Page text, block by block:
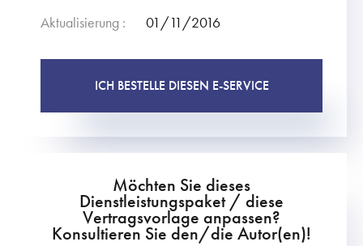
Aktualisierung :
01/11/2016
ICH BESTELLE DIESEN E-SERVICE
Möchten Sie dieses
Dienstleistungspaket / diese
Vertragsvorlage anpassen?
Konsultieren Sie den/die Autor(en)!